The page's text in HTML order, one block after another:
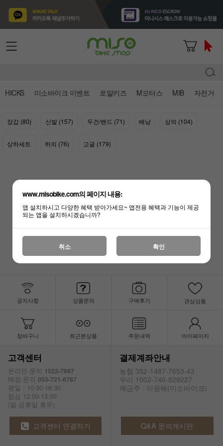
HICKS 미소바이크 이벤트 로얄키즈 M모터스 MIB 자전거
장갑 (80) 신발 (157) 두건/밴드 (71) 배낭 상의 (104)
상하세트 하의 (76) 고글 (179)
자전거의류/잡화 - 상품 준비중 입니다.
공지사항 상품문의 구매후기 관심상품
장바구니 최근본상품 주문내역 마이페이지
고객센터
온라인 문의 1522-7897
매장 문의 053-721-6787
평일 : 10:30-16:30
점심 12:00-13:00
(일.공휴일 휴무)
결제계좌안내
농협 352-1487-7653-43
우리 1002-746-829227
예금주 : 이원해(미소바이크)
고객센터 연결하기 Q&A 문의게시판
www.misobike.com의 페이지 내용:
앱 설치하시고 다양한 혜택 받아가세요~ 앱전용 혜택과 기능이 제공
되는 앱을 설치하시겠습니까?
취소 확인